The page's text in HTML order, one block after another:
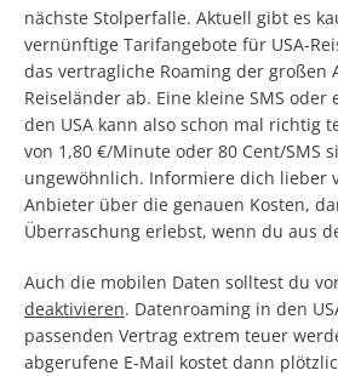
nächste Stolperfalle. Aktuell gibt es
vernünftige Tarifangebote für USA-
das vertragliche Roaming der großen
Reiseländer ab. Eine kleine SMS
den USA kann also schon mal richtig
von 1,80 €/Minute oder 80 Cent/SMS
ungewöhnlich. Informiere dich lieber
Anbieter über die genauen Kosten,
Überraschung erlebst, wenn du aus
Auch die mobilen Daten solltest du
deaktivieren. Datenroaming in den
passenden Vertrag extrem teuer
abgerufene E-Mail kostet dann